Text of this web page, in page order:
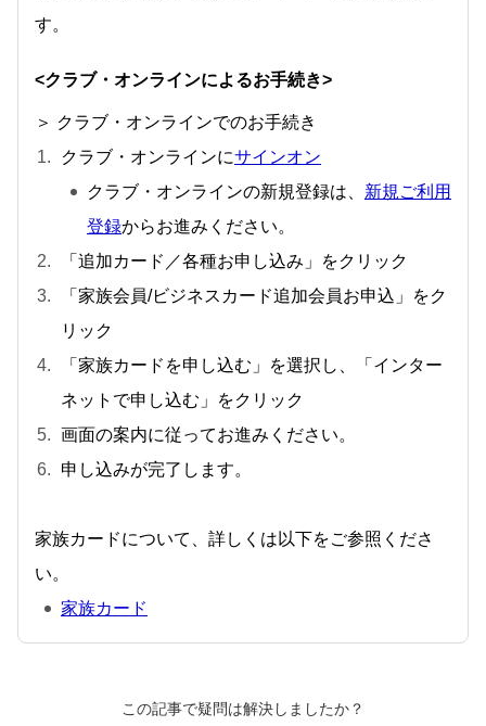
す。
<クラブ・オンラインによるお手続き>
＞ クラブ・オンラインでのお手続き
クラブ・オンラインにサインオン
クラブ・オンラインの新規登録は、 新規ご利用
登録からお進みください。
「追加カード／各種お申し込み」をクリック
「家族会員/ビジネスカード追加会員お申込」をク
リック
「家族カードを申し込む」を選択し、「インター
ネットで申し込む」をクリック
画面の案内に従ってお進みください。
申し込みが完了します。
家族カードについて、詳しくは以下をご参照くださ
い。
家族カード
この記事で疑問は解決しましたか？